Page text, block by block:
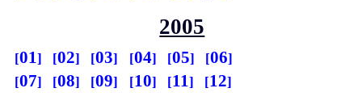
2005
01 02 03 04 05
06
07
08 09 10 11 12